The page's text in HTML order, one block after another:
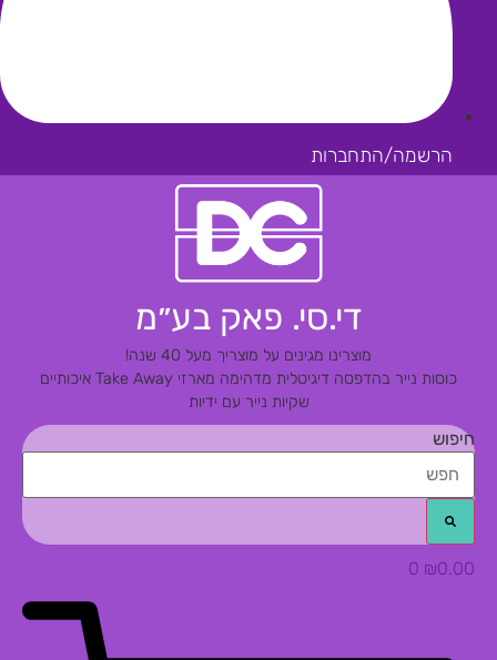
הרשמה/התחברות
די.סי. פאק בע״מ
מוצרינו מגינים על מוצריך מעל 40 שנה!
כוסות נייר בהדפסה דיגיטלית מדהימהמארזי Take Away איכותיים
שקיות נייר עם ידיות
חיפוש
₪0.00
0